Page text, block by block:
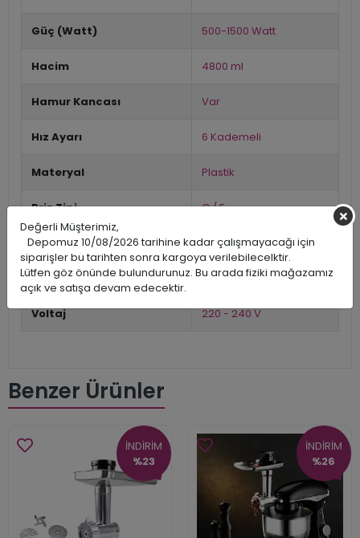
Güç (Watt) 500-1500 Watt
Hacim 4800 ml
Hamur Kancası Var
Hız Ayarı 6 Kademeli
Materyal Plastik
Priz Tipi C / F
Renk Çok Renkli
Tema / Stil Modern
Voltaj 220 - 240 V
Benzer Ürünler
İNDİRİM
%23
İNDİRİM
%26
Değerli Müşterimiz,
Depomuz 10/08/2026 tarihine kadar çalışmayacağı için
siparişler bu tarihten sonra kargoya verilebilecelktir.
Lütfen göz önünde bulundurunuz. Bu arada fiziki mağazamız
açık ve satışa devam edecektir.